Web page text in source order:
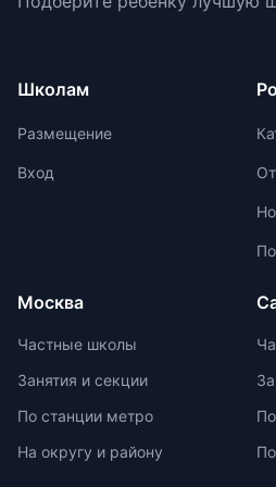
университетах и на работе.
заучиванию `правильных`
До 2030 года есть достаточно
времени для тщательной
проработки процедуры и
Школам
Размещение
Вход
Москва
Частные школы
Занятия и секции
По станции метро
На округу и району